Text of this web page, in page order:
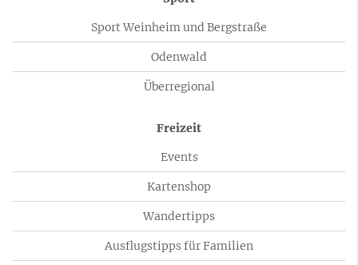
Sport Weinheim und Bergstraße
Odenwald
Überregional
Freizeit
Events
Kartenshop
Wandertipps
Ausflugstipps für Familien